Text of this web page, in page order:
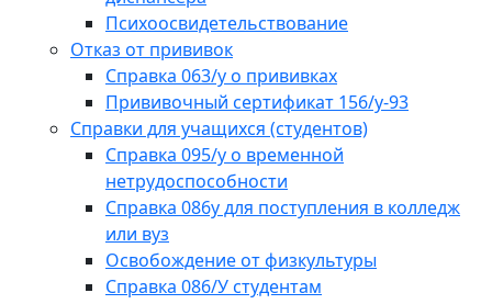
Психоосвидетельствование
Отказ от прививок
Справка 063/у о прививках
Прививочный сертификат 156/у-93
Справки для учащихся (студентов)
Справка 095/у о временной
нетрудоспособности
Справка 086у для поступления в колледж
или вуз
Освобождение от физкультуры
Справка 086/У студентам